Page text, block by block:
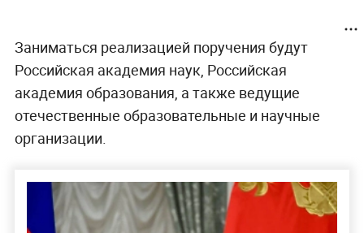
Заниматься реализацией поручения будут
Российская академия наук, Российская
академия образования, а также ведущие
отечественные образовательные и научные
организации.